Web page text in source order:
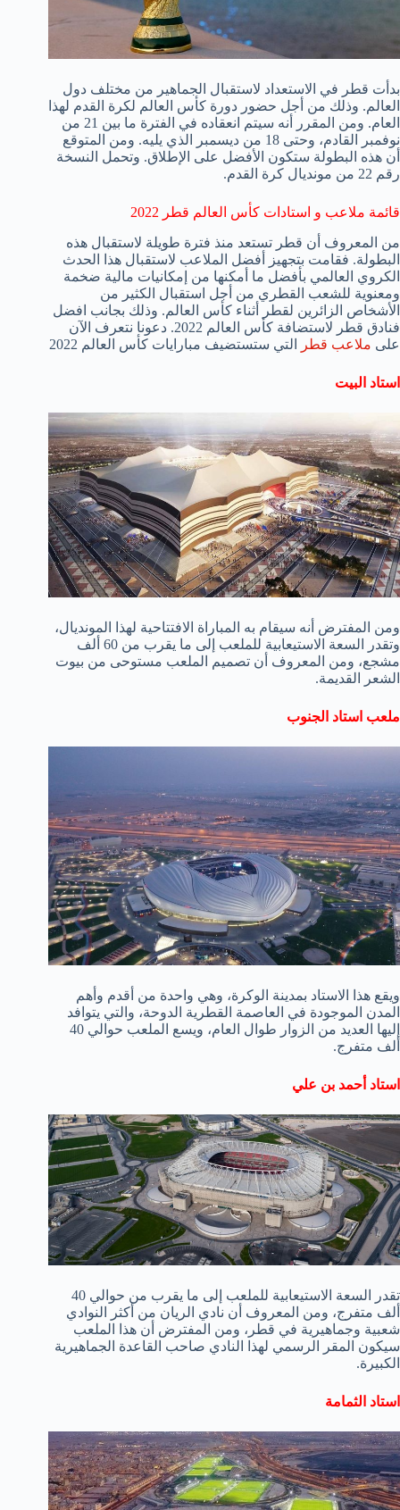
بدأت قطر في الاستعداد لاستقبال الجماهير من مختلف دول
العالم. وذلك من أجل حضور دورة كأس العالم لكرة القدم لهذا
العام. ومن المقرر أنه سيتم انعقاده في الفترة ما بين 21 من
نوفمبر القادم، وحتى 18 من ديسمبر الذي يليه. ومن المتوقع
أن هذه البطولة ستكون الأفضل على الإطلاق. وتحمل النسخة
رقم 22 من مونديال كرة القدم.
قائمة ملاعب و استادات كأس العالم قطر 2022
من المعروف أن قطر تستعد منذ فترة طويلة لاستقبال هذه
البطولة. فقامت بتجهيز أفضل الملاعب لاستقبال هذا الحدث
الكروي العالمي بأفضل ما أمكنها من إمكانيات مالية ضخمة
ومعنوية للشعب القطري من أجل استقبال الكثير من
الأشخاص الزائرين لقطر أثناء كأس العالم. وذلك بجانب افضل
فنادق قطر لاستضافة كأس العالم 2022. دعونا نتعرف الآن
على ملاعب قطر التي ستستضيف مبارايات كأس العالم 2022
استاد البيت
ومن المفترض أنه سيقام به المباراة الافتتاحية لهذا المونديال،
وتقدر السعة الاستيعابية للملعب إلى ما يقرب من 60 ألف
مشجع، ومن المعروف أن تصميم الملعب مستوحى من بيوت
الشعر القديمة.
ملعب استاد الجنوب
ويقع هذا الاستاد بمدينة الوكرة، وهي واحدة من أقدم وأهم
المدن الموجودة في العاصمة القطرية الدوحة، والتي يتوافد
إليها العديد من الزوار طوال العام، ويسع الملعب حوالي 40
ألف متفرج.
استاد أحمد بن علي
تقدر السعة الاستيعابية للملعب إلى ما يقرب من حوالي 40
ألف متفرج، ومن المعروف أن نادي الريان من أكثر النوادي
شعبية وجماهيرية في قطر، ومن المفترض أن هذا الملعب
سيكون المقر الرسمي لهذا النادي صاحب القاعدة الجماهيرية
الكبيرة.
استاد الثمامة